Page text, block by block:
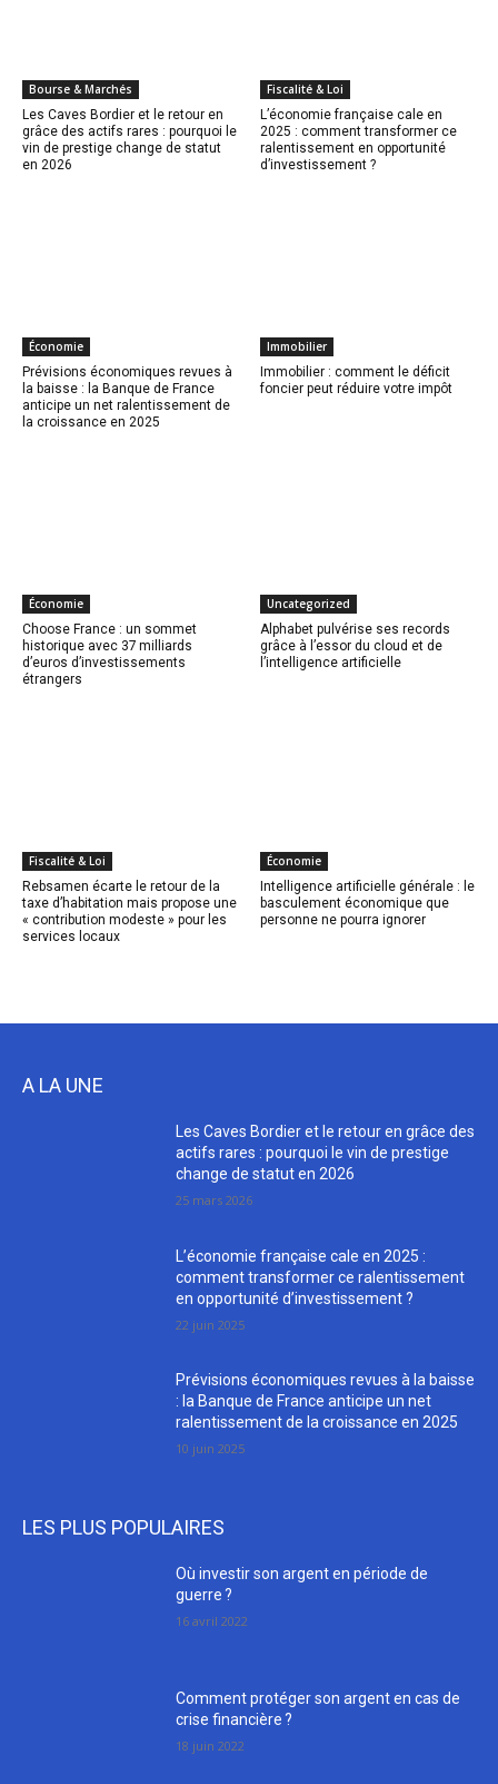
Bourse & Marchés
Les Caves Bordier et le retour en
grâce des actifs rares : pourquoi le
vin de prestige change de statut
en 2026
Fiscalité & Loi
L’économie française cale en
2025 : comment transformer ce
ralentissement en opportunité
d’investissement ?
Économie
Prévisions économiques revues à
la baisse : la Banque de France
anticipe un net ralentissement de
la croissance en 2025
Immobilier
Immobilier : comment le déficit
foncier peut réduire votre impôt
Économie
Choose France : un sommet
historique avec 37 milliards
d’euros d’investissements
étrangers
Uncategorized
Alphabet pulvérise ses records
grâce à l’essor du cloud et de
l’intelligence artificielle
Fiscalité & Loi
Rebsamen écarte le retour de la
taxe d’habitation mais propose une
« contribution modeste » pour les
services locaux
Économie
Intelligence artificielle générale : le
basculement économique que
personne ne pourra ignorer
A LA UNE
Les Caves Bordier et le retour en grâce des
actifs rares : pourquoi le vin de prestige
change de statut en 2026
25 mars 2026
L’économie française cale en 2025 :
comment transformer ce ralentissement
en opportunité d’investissement ?
22 juin 2025
Prévisions économiques revues à la baisse
: la Banque de France anticipe un net
ralentissement de la croissance en 2025
10 juin 2025
LES PLUS POPULAIRES
Où investir son argent en période de
guerre ?
16 avril 2022
Comment protéger son argent en cas de
crise financière ?
18 juin 2022